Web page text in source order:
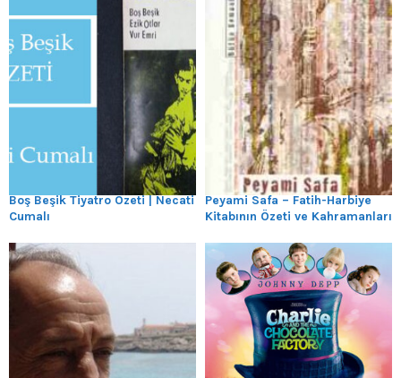
Boş Beşik Tiyatro Özeti | Necati
Cumalı
Peyami Safa – Fatih-Harbiye
Kitabının Özeti ve Kahramanları